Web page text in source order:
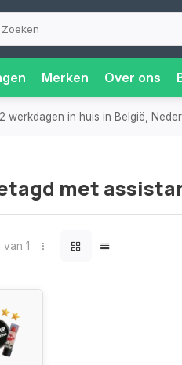
Merken Over ons
werkdagen in huis in België,
met
van 1